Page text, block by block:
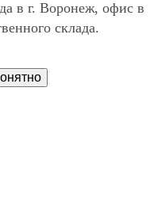
в г. Воронеж, офис в
склада.